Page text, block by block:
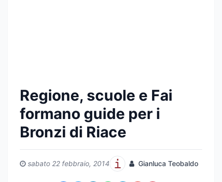
Regione, scuole e Fai
formano guide per i
Bronzi di Riace
sabato 22 febbraio, 2014 Gianluca Teobaldo